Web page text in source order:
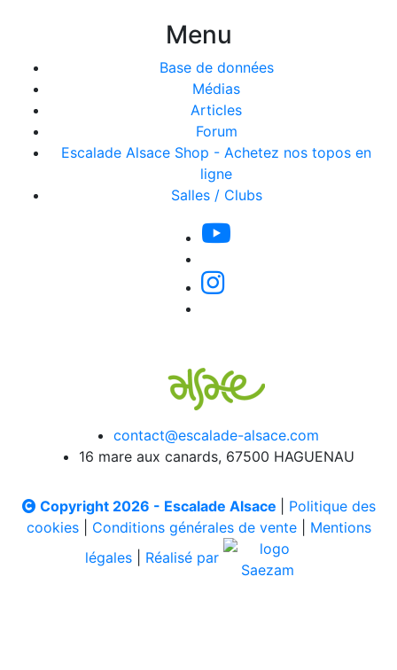
Menu
Base de données
Médias
Articles
Forum
Escalade Alsace Shop - Achetez nos topos en
ligne
Salles / Clubs
contact@escalade-alsace.com
16 mare aux canards, 67500 HAGUENAU
Copyright 2026 - Escalade Alsace
Politique des
cookies| Conditions générales de vente| Mentions
légales
Réalisé par